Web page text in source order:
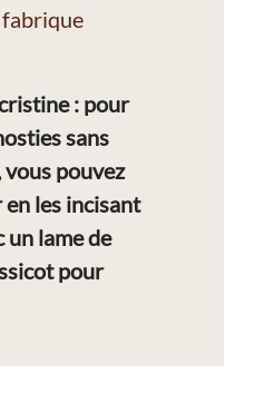
fabrique
: pour
sans
pouvez
les incisant
un lame de
pour